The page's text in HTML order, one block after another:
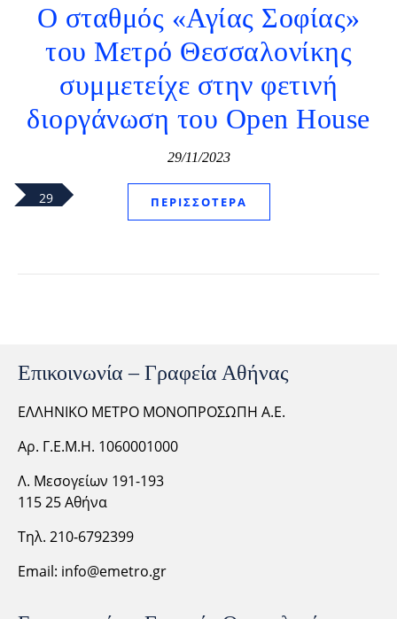
29
Ο σταθμός «Αγίας Σοφίας»
του Μετρό Θεσσαλονίκης
συμμετείχε στην φετινή
διοργάνωση του Open House
29/11/2023
ΠΕΡΙΣΣΌΤΕΡΑ
Επικοινωνία – Γραφεία Αθήνας
ΕΛΛΗΝΙΚΟ ΜΕΤΡΟ ΜΟΝΟΠΡΟΣΩΠΗ Α.Ε.
Αρ. Γ.Ε.Μ.Η. 1060001000
Λ. Μεσογείων 191-193
115 25 Αθήνα
Τηλ. 210-6792399
Email: info@emetro.gr